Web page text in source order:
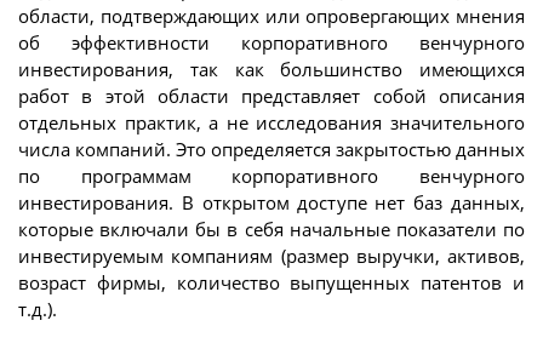
области, подтверждающих или опровергающих мнения
об эффективности корпоративного венчурного
инвестирования, так как большинство имеющихся
работ в этой области представляет собой описания
отдельных практик, а не исследования значительного
числа компаний. Это определяется закрытостью данных
по программам корпоративного венчурного
инвестирования. В открытом доступе нет баз данных,
которые включали бы в себя начальные показатели по
инвестируемым компаниям (размер выручки, активов,
возраст фирмы, количество выпущенных патентов и
т.д.).